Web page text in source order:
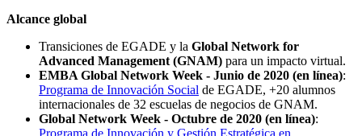
Alcance global
Transiciones de EGADE y la Global Network for
Advanced Management (GNAM) para un impacto virtual.
EMBA Global Network Week - Junio de 2020 (en línea):
Programa de Innovación Social de EGADE, +20 alumnos
internacionales de 32 escuelas de negocios de GNAM.
Global Network Week - Octubre de 2020 (en línea):